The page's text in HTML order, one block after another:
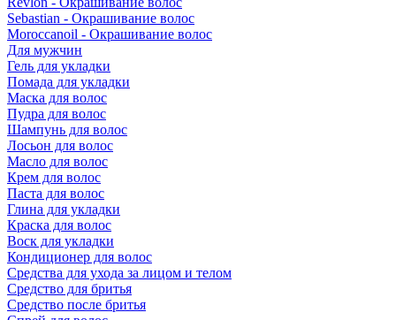
Sebastian - Окрашивание волос
Moroccanoil - Окрашивание волос
Для мужчин
Гель для укладки
Помада для укладки
Маска для волос
Пудра для волос
Шампунь для волос
Лосьон для волос
Масло для волос
Крем для волос
Паста для волос
Глина для укладки
Краска для волос
Воск для укладки
Кондиционер для волос
Средства для ухода за лицом и телом
Средство для бритья
Средство после бритья